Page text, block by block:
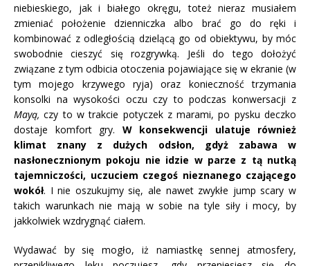
niebieskiego, jak i białego okręgu, toteż nieraz musiałem
zmieniać położenie dzienniczka albo brać go do ręki i
kombinować z odległością dzielącą go od obiektywu, by móc
swobodnie cieszyć się rozgrywką. Jeśli do tego dołożyć
związane z tym odbicia otoczenia pojawiające się w ekranie (w
tym mojego krzywego ryja) oraz konieczność trzymania
konsolki na wysokości oczu czy to podczas konwersacji z
Mayą, czy to w trakcie potyczek z marami, po pysku deczko
dostaje komfort gry. W konsekwencji ulatuje również
klimat znany z dużych odsłon, gdyż zabawa w
nasłonecznionym pokoju nie idzie w parze z tą nutką
tajemniczości, uczuciem czegoś nieznanego czającego
wokół. I nie oszukujmy się, ale nawet zwykłe jump scary w
takich warunkach nie mają w sobie na tyle siły i mocy, by
jakkolwiek wzdrygnąć ciałem.
Wydawać by się mogło, iż namiastkę sennej atmosfery,